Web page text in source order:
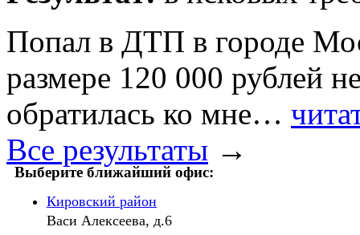
Попал в ДТП в городе
размере 120 000 рублей
обратилась ко мне…
Все результаты →
Выберите ближайший офис:
Кировский район
Васи Алексеева, д.6